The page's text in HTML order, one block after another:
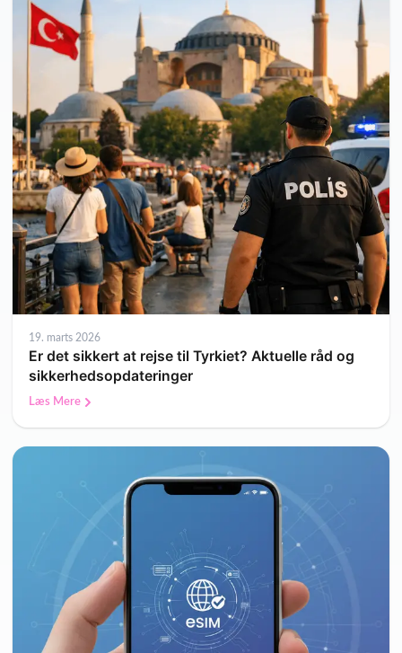
19. marts 2026
Er det sikkert at rejse til Tyrkiet? Aktuelle råd og
sikkerhedsopdateringer
Læs Mere